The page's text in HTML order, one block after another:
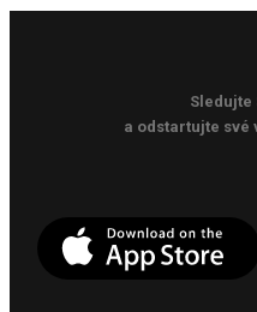
Sledujte
a odstartujte